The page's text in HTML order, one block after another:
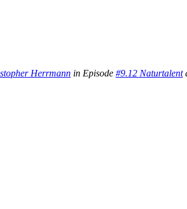
Herrmann in Episode #9.12 Naturtalent